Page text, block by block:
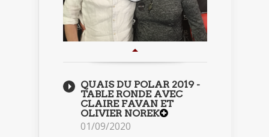
QUAIS DU POLAR 2019 -
TABLE RONDE AVEC
CLAIRE FAVAN ET
OLIVIER NOREK
01/09/2020